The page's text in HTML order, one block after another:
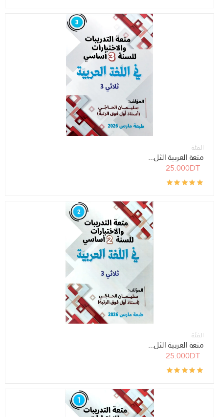
الفئة
متعة العربية الثل...
25.000DT
الفئة
متعة العربية الثل...
25.000DT